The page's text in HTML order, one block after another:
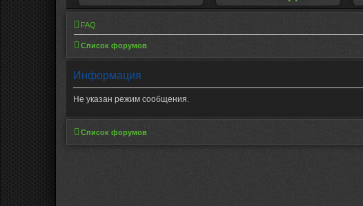
FAQ
Список форумов
Информация
Не указан режим сообщения.
Список форумов